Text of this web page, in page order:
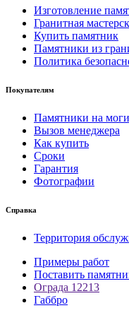
Изготовление
Гранитная
Купить памятник
Памятники из
Политика
Покупателям
Памятники на
Вызов менеджера
Как купить
Сроки
Гарантия
Фотографии
Справка
Территория
Примеры работ
Поставить
Ограда 12213
Габбро